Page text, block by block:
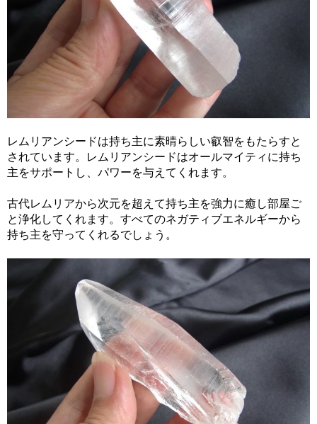
レムリアンシードは持ち主に素晴らしい叡智をもたらすと
されています。レムリアンシードはオールマイティに持ち
主をサポートし、パワーを与えてくれます。
古代レムリアから次元を超えて持ち主を強力に癒し部屋ご
と浄化してくれます。すべてのネガティブエネルギーから
持ち主を守ってくれるでしょう。